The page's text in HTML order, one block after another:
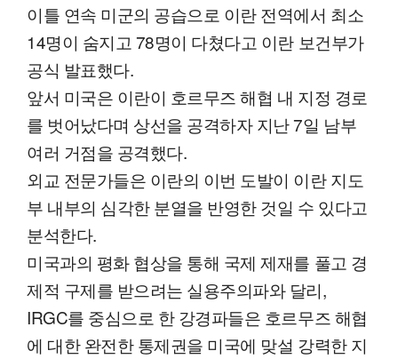
이틀 연속 미군의 공습으로 이란 전역에서 최소
14명이 숨지고 78명이 다쳤다고 이란 보건부가
공식 발표했다.
앞서 미국은 이란이 호르무즈 해협 내 지정 경로
를 벗어났다며 상선을 공격하자 지난 7일 남부
여러 거점을 공격했다.
외교 전문가들은 이란의 이번 도발이 이란 지도
부 내부의 심각한 분열을 반영한 것일 수 있다고
분석한다.
미국과의 평화 협상을 통해 국제 제재를 풀고 경
제적 구제를 받으려는 실용주의파와 달리,
IRGC를 중심으로 한 강경파들은 호르무즈 해협
에 대한 완전한 통제권을 미국에 맞설 강력한 지